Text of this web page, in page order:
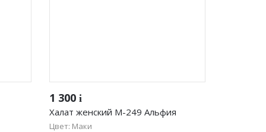
1 300i
Халат женский М-249 Альфия
Цвет: Маки